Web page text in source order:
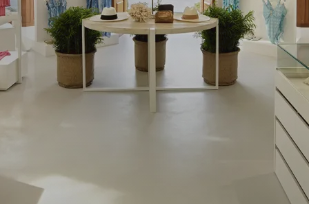
Odabash